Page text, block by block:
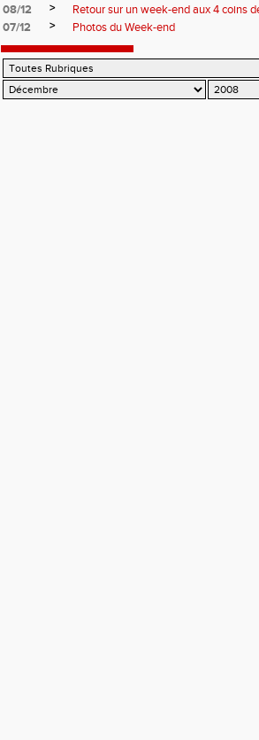
08/12
>
Retour sur un week-end aux 4 coins
07/12
> Photos du Week-end